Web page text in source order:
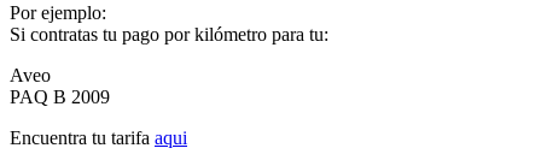
Por ejemplo:
Si contratas tu pago por kilómetro para tu:
Aveo
PAQ B 2009
Encuentra tu tarifa aqui